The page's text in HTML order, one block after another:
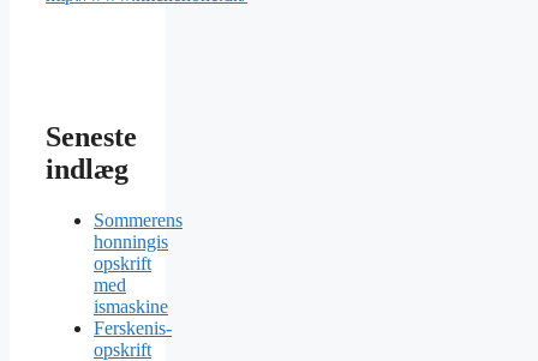
Seneste
indlæg
Sommerens
honningis
opskrift
med
ismaskine
Ferskenis-
opskrift